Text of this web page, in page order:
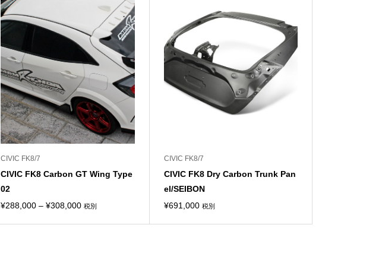
CIVIC FK8/7
CIVIC FK8 Carbon GT Wing Type
02
¥288,000 –¥308,000価税別
CIVIC FK8/7
CIVIC FK8 Dry Carbon Trunk Pan
el/SEIBON
¥691,000 税別